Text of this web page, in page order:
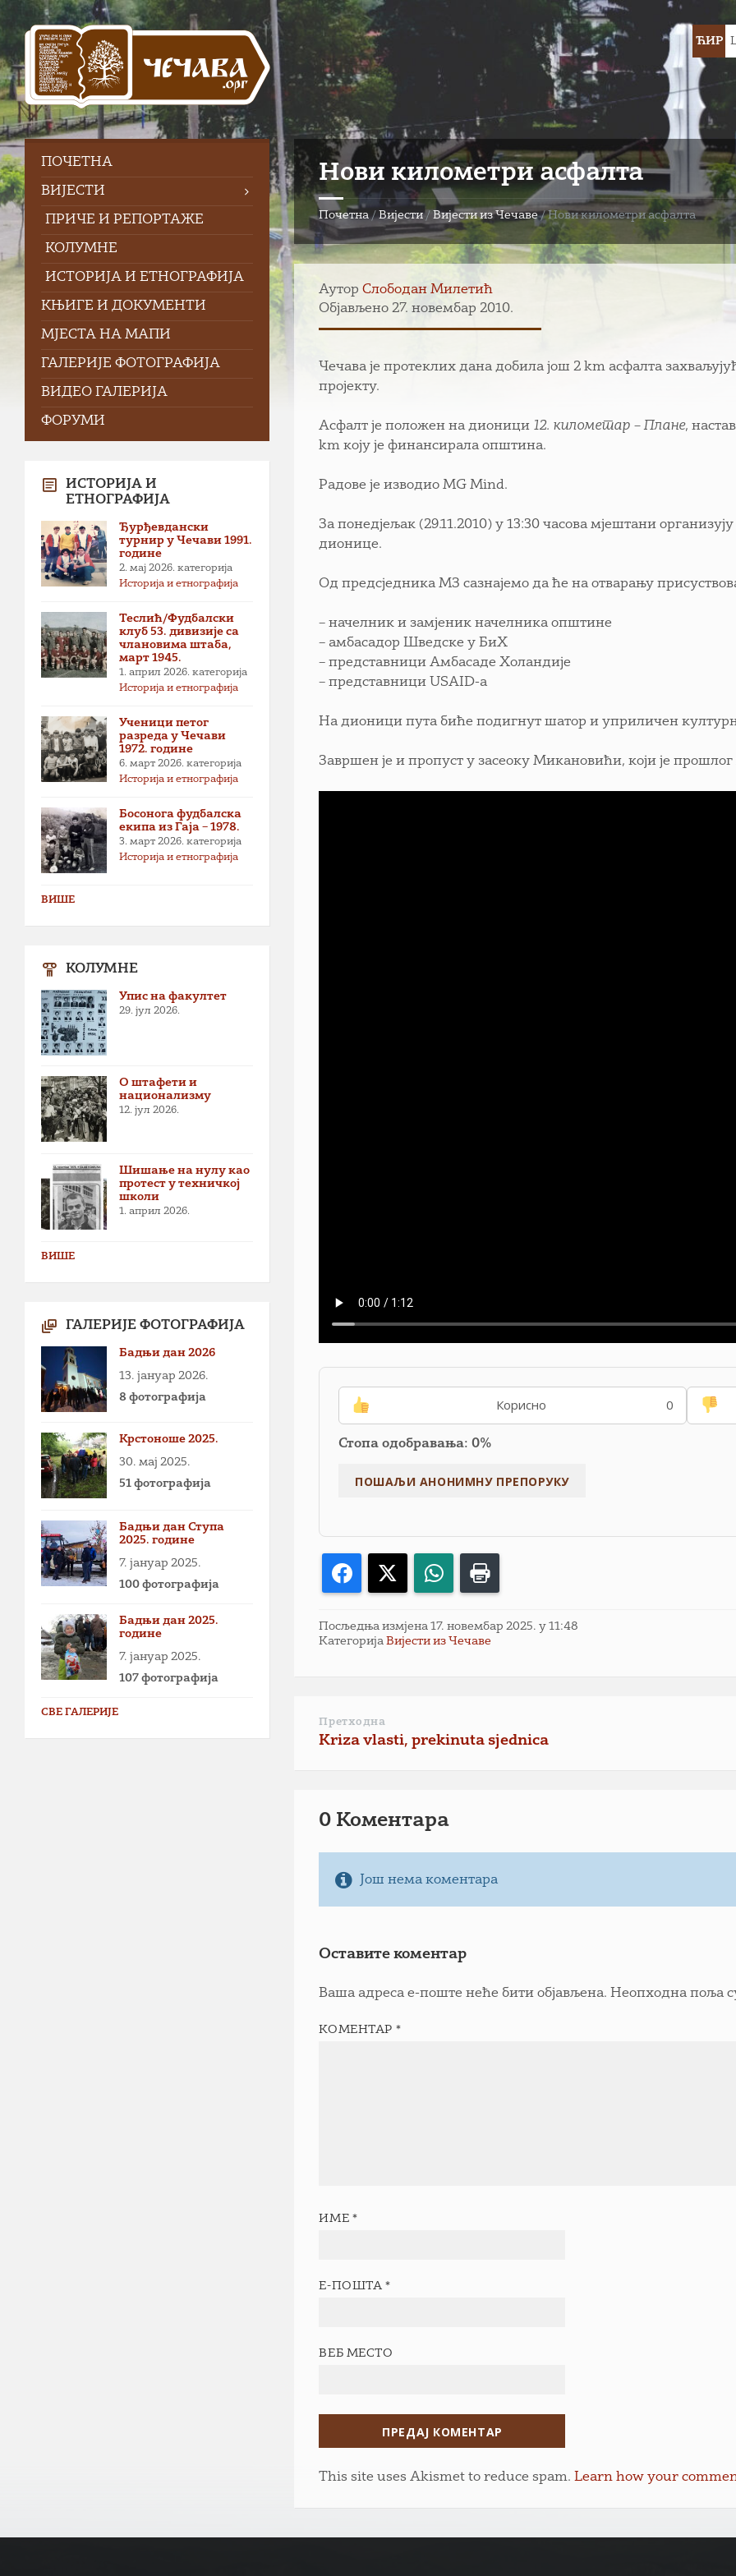
Skip
content
Skip
left
sidebar
Skip
footer
Choose
ЋИР
Нови километри асфалта
Почетна /Вијести/Вијести из Чечаве/Нови километри асфалта
АуторСлободан Милетић
Објављено 27. новембар 2010.
Чечава је протеклих дана добила још 2 km асфалта
пројекту.
Асфалт је положен на дионици 12. километар – Плане,
km коју је финансирала општина.
Радове је изводио MG Mind.
За понедјељак (29.11.2010) у 13:30 часова мјештани
дионице.
Од предсједника МЗ сазнајемо да ће на отварању
– начелник и замјеник начелника општине
– амбасадор Шведске у БиХ
– представници Амбасаде Холандије
– представници USAID-а
На дионици пута биће подигнут шатор и уприличен
Завршен је и пропуст у засеоку Микановићи, који је
Корисно 0
Стопа одобравања: 0%
Facebook WhatsApp
Посљедња измјена 17. новембар 2025. у 11:48
КатегоријаВијести из Чечаве
Претходна
Kriza vlasti, prekinuta sjednica
0 Коментарa
Још нема коментара
Оставите коментар
Ваша адреса е-поште неће бити објављена. Неопходна поља
КОМЕНТАР *
ИМЕ *
Е-ПОШТА *
ВЕБ МЕСТО
This site uses Akismet to reduce spam.Learn how your
ПOЧЕТНА
ВИЈЕСТИ
ПРИЧЕ И РЕПОРТАЖЕ
КОЛУМНЕ
ИСТОРИЈА И ЕТНОГРАФИЈА
КЊИГЕ И ДОКУМЕНТИ
МЈЕСТА НА МАПИ
ГАЛЕРИЈЕ ФОТОГРАФИЈА
ВИДЕО ГАЛЕРИЈА
ФОРУМИ
ИСТОРИЈА И
ЕТНОГРАФИЈА
Ђурђевдански
турнир у Чечави 1991.
године
2. мај 2026. категорија
Историја и етнографија
Теслић/Фудбалски
клуб 53. дивизије са
члановима штаба,
март 1945.
1. април 2026. категорија
Историја и етнографија
Ученици петог
разреда у Чечави
1972. године
6. март 2026. категорија
Историја и етнографија
Босонога фудбалска
екипа из Гаја – 1978.
3. март 2026. категорија
Историја и етнографија
ВИШЕ
КОЛУМНЕ
Упис на факултет
29. јул 2026.
О штафети и
национализму
12. јул 2026.
Шишање на нулу као
протест у техничкој
школи
1. април 2026.
ВИШЕ
ГАЛЕРИЈЕ ФОТОГРАФИЈА
Бадњи дан 2026
13. јануар 2026.
8 фотографија
Крстоноше 2025.
30. мај 2025.
51 фотографија
Бадњи дан Ступа
2025. године
7. јануар 2025.
100 фотографија
Бадњи дан 2025.
године
7. јануар 2025.
107 фотографија
СВЕ ГАЛЕРИЈЕ